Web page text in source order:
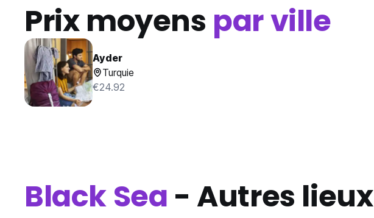
Prix moyens par ville
Ayder
Turquie
€24.92
Black Sea - Autres lieux